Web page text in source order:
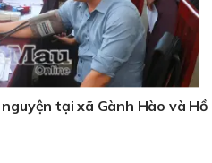
tốt nhấthiện nay
gân gót chân
giúp việctại xã Gành Hào và Hồ